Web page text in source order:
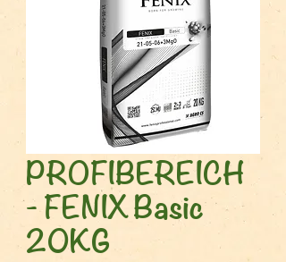
PROFIBEREICH
- FENIX Basic
20KG